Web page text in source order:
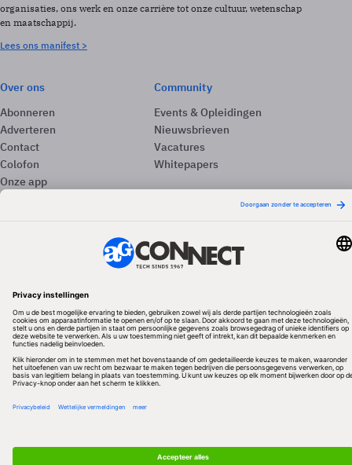
organisaties, ons werk en onze carrière tot onze cultuur, wetenschap
en maatschappij.
Lees ons manifest >
Over ons
Abonneren
Adverteren
Contact
Colofon
Onze app
Community
Events & Opleidingen
Nieuwsbrieven
Vacatures
Whitepapers
Redactionele partner
Algemene Voorwaarden & Copyrights